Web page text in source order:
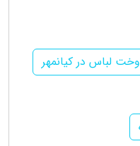
لباس در کیانمهر